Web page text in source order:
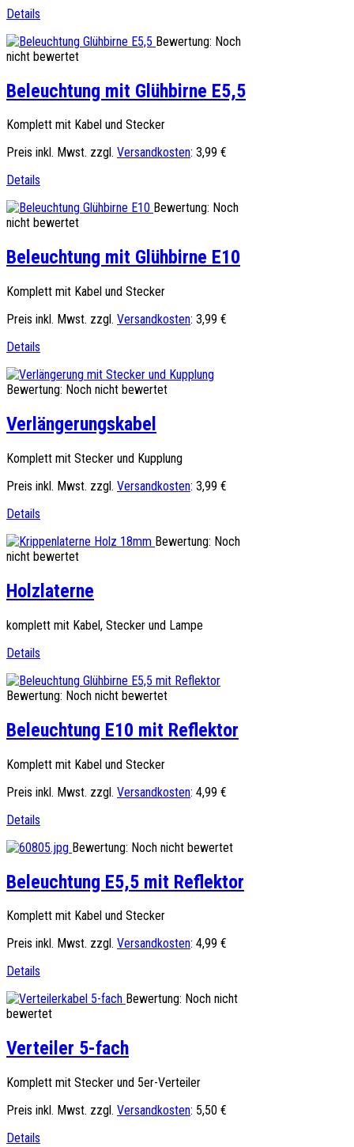
Details
Bewertung: Noch
nicht bewertet
Beleuchtung mit Glühbirne E5,5
Komplett mit Kabel und Stecker
Preis inkl. Mwst. zzgl. Versandkosten: 3,99 €
Details
Bewertung: Noch
nicht bewertet
Beleuchtung mit Glühbirne E10
Komplett mit Kabel und Stecker
Preis inkl. Mwst. zzgl. Versandkosten: 3,99 €
Details
Bewertung: Noch nicht bewertet
Verlängerungskabel
Komplett mit Stecker und Kupplung
Preis inkl. Mwst. zzgl. Versandkosten: 3,99 €
Details
Bewertung: Noch
nicht bewertet
Holzlaterne
komplett mit Kabel, Stecker und Lampe
Details
Bewertung: Noch nicht bewertet
Beleuchtung E10 mit Reflektor
Komplett mit Kabel und Stecker
Preis inkl. Mwst. zzgl. Versandkosten: 4,99 €
Details
Bewertung: Noch nicht bewertet
Beleuchtung E5,5 mit Reflektor
Komplett mit Kabel und Stecker
Preis inkl. Mwst. zzgl. Versandkosten: 4,99 €
Details
Bewertung: Noch nicht
bewertet
Verteiler 5-fach
Komplett mit Stecker und 5er-Verteiler
Preis inkl. Mwst. zzgl. Versandkosten: 5,50 €
Details